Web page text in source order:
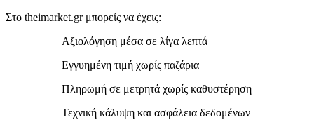
Στο theimarket.gr μπορείς να έχεις:
Αξιολόγηση μέσα σε λίγα λεπτά
Εγγυημένη τιμή χωρίς παζάρια
Πληρωμή σε μετρητά χωρίς καθυστέρηση
Τεχνική κάλυψη και ασφάλεια δεδομένων